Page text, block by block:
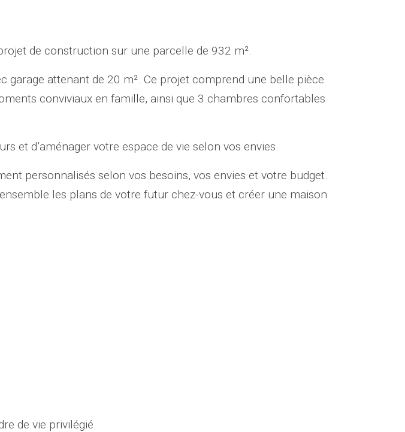
de construction sur une parcelle de 932 m².
garage attenant de 20 m². Ce projet comprend une belle pièce
conviviaux en famille, ainsi que 3 chambres confortables
et d’aménager votre espace de vie selon vos envies.
personnalisés selon vos besoins, vos envies et votre budget.
les plans de votre futur chez-vous et créer une maison
de vie privilégié.